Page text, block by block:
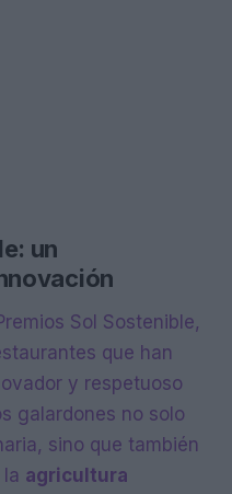
un
Sol Sostenible,
que han
y respetuoso
galardones no solo
sino que también
agricultura